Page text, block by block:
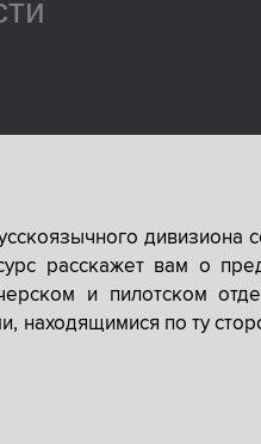
дивизиона
расскажет вам о
и пилотском
находящимися по ту